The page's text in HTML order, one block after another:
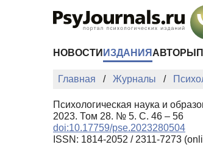
НОВОСТИ ИЗДАНИЯ АВТОРЫ
Главная Журналы
Психологическая наука и
2023. Том 28. № 5. С. 46 – 56
doi:10.17759/pse.2023280504
ISSN: 1814-2052 / 2311-7273